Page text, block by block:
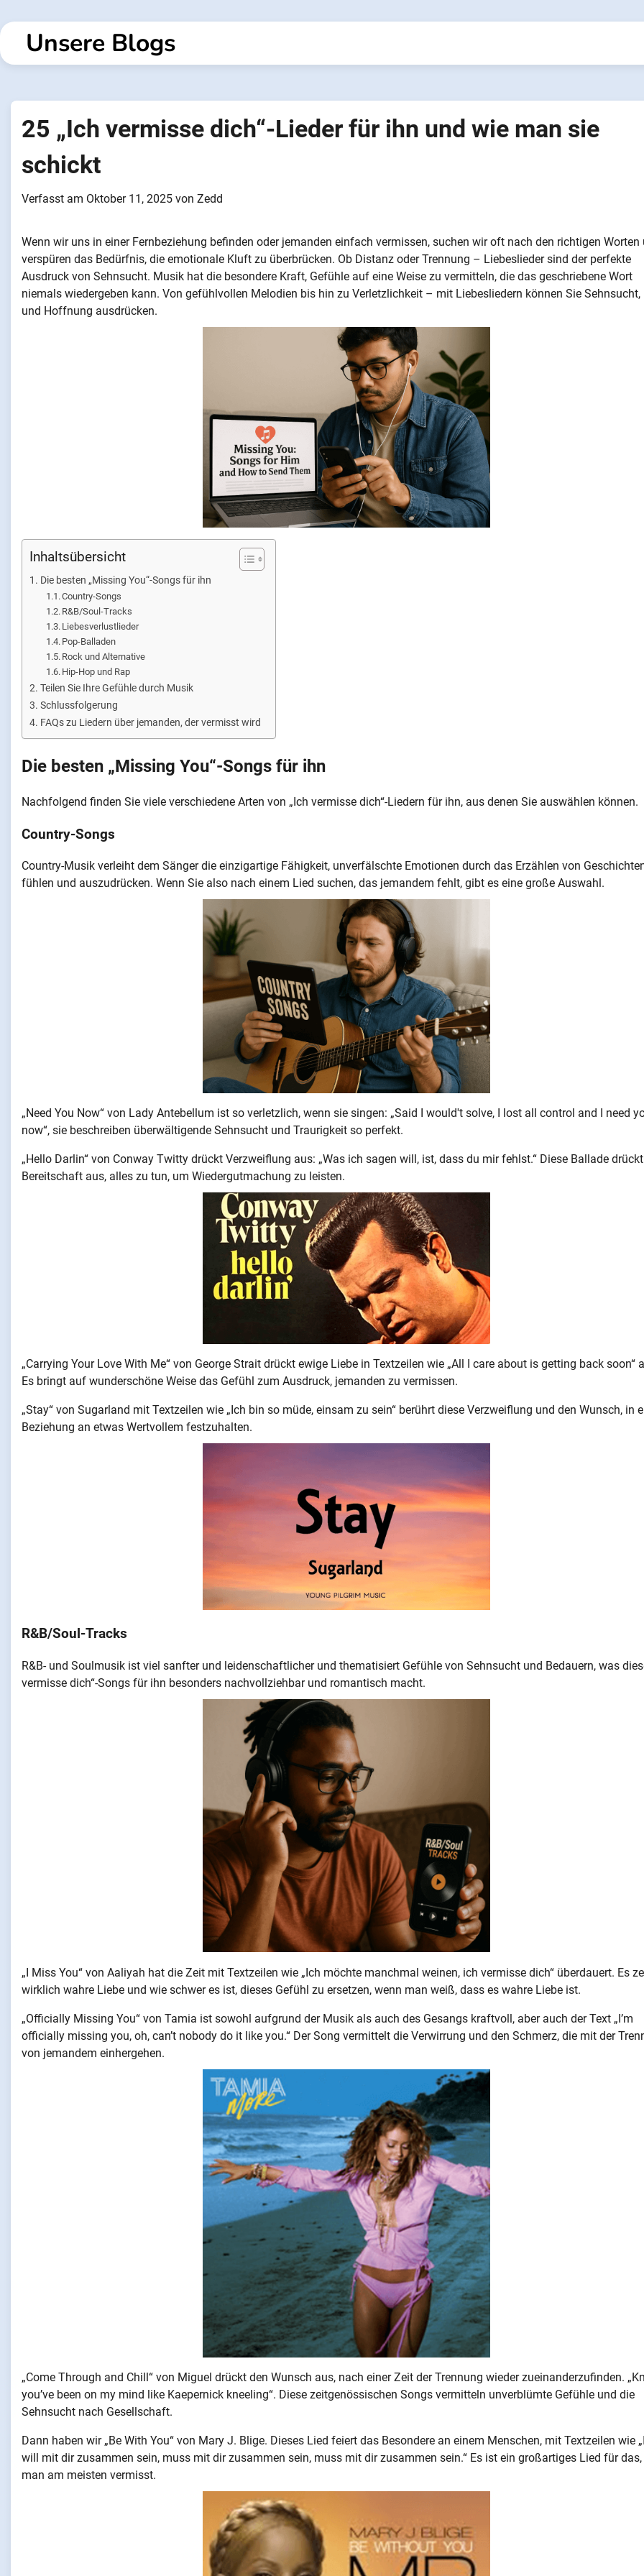
Inhalt
springenUnsere Blogs
25 „Ich vermisse dich“-Lieder für ihn und wie man sie
schickt
Verfasst am Oktober 11, 2025 von Zedd
Wenn wir uns in einer Fernbeziehung befinden oder jemanden einfach vermissen, suchen wir oft nach den richtigen Worten
verspüren das Bedürfnis, die emotionale Kluft zu überbrücken. Ob Distanz oder Trennung – Liebeslieder sind der perfekte
Ausdruck von Sehnsucht. Musik hat die besondere Kraft, Gefühle auf eine Weise zu vermitteln, die das geschriebene Wort
niemals wiedergeben kann. Von gefühlvollen Melodien bis hin zu Verletzlichkeit – mit Liebesliedern können Sie Sehnsucht,
und Hoffnung ausdrücken.
Inhaltsübersicht
Die besten „Missing You“-Songs für ihn
Country-Songs
R&B/Soul-Tracks
Liebesverlustlieder
Pop-Balladen
Rock und Alternative
Hip-Hop und Rap
Teilen Sie Ihre Gefühle durch Musik
Schlussfolgerung
FAQs zu Liedern über jemanden, der vermisst wird
Die besten „Missing You“-Songs für ihn
Nachfolgend finden Sie viele verschiedene Arten von „Ich vermisse dich“-Liedern für ihn, aus denen Sie auswählen können.
Country-Songs
Country-Musik verleiht dem Sänger die einzigartige Fähigkeit, unverfälschte Emotionen durch das Erzählen von
fühlen und auszudrücken. Wenn Sie also nach einem Lied suchen, das jemandem fehlt, gibt es eine große Auswahl.
„Need You Now“ von Lady Antebellum ist so verletzlich, wenn sie singen: „Said I would't solve, I lost all control and I need
now“, sie beschreiben überwältigende Sehnsucht und Traurigkeit so perfekt.
„Hello Darlin“ von Conway Twitty drückt Verzweiflung aus: „Was ich sagen will, ist, dass du mir fehlst.“ Diese Ballade
Bereitschaft aus, alles zu tun, um Wiedergutmachung zu leisten.
„Carrying Your Love With Me“ von George Strait drückt ewige Liebe in Textzeilen wie „All I care about is getting back soon“
Es bringt auf wunderschöne Weise das Gefühl zum Ausdruck, jemanden zu vermissen.
„Stay“ von Sugarland mit Textzeilen wie „Ich bin so müde, einsam zu sein“ berührt diese Verzweiflung und den Wunsch, in
Beziehung an etwas Wertvollem festzuhalten.
R&B/Soul-Tracks
R&B- und Soulmusik ist viel sanfter und leidenschaftlicher und thematisiert Gefühle von Sehnsucht und Bedauern, was
vermisse dich“-Songs für ihn besonders nachvollziehbar und romantisch macht.
„I Miss You“ von Aaliyah hat die Zeit mit Textzeilen wie „Ich möchte manchmal weinen, ich vermisse dich“ überdauert. Es
wirklich wahre Liebe und wie schwer es ist, dieses Gefühl zu ersetzen, wenn man weiß, dass es wahre Liebe ist.
„Officially Missing You“ von Tamia ist sowohl aufgrund der Musik als auch des Gesangs kraftvoll, aber auch der Text „I’m
officially missing you, oh, can’t nobody do it like you.“ Der Song vermittelt die Verwirrung und den Schmerz, die mit der
von jemandem einhergehen.
„Come Through and Chill“ von Miguel drückt den Wunsch aus, nach einer Zeit der Trennung wieder zueinanderzufinden.
you’ve been on my mind like Kaepernick kneeling“. Diese zeitgenössischen Songs vermitteln unverblümte Gefühle und die
Sehnsucht nach Gesellschaft.
Dann haben wir „Be With You“ von Mary J. Blige. Dieses Lied feiert das Besondere an einem Menschen, mit Textzeilen wie
will mit dir zusammen sein, muss mit dir zusammen sein, muss mit dir zusammen sein.“ Es ist ein großartiges Lied für
man am meisten vermisst.